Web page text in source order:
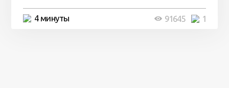
4 минуты 1
91645